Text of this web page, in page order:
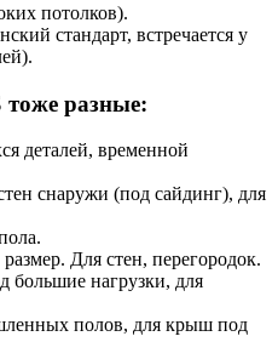
потолков).
стандарт, встречается у
разные:
деталей, временной
снаружи (под сайдинг), для
Для стен, перегородок.
большие нагрузки, для
полов, для крыш под